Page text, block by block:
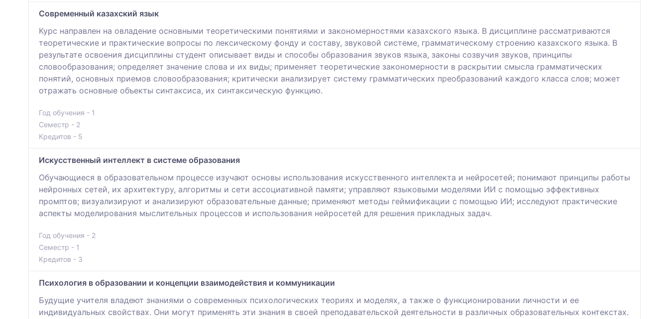
Современный казахский язык
Курс направлен на овладение основными теоретическими понятиями и закономерностями казахского языка. В дисциплине рассматриваются
теоретические и практические вопросы по лексическому фонду и составу, звуковой системе, грамматическому строению казахского языка. В
результате освоения дисциплины студент описывает виды и способы образования звуков языка, законы созвучия звуков, принципы
словообразования; определяет значение слова и их виды; применяет теоретические закономерности в раскрытии смысла грамматических
понятий, основных приемов словообразования; критически анализирует систему грамматических преобразований каждого класса слов; может
отражать основные объекты синтаксиса, их синтаксическую функцию.
Год обучения - 1
Семестр - 2
Кредитов - 5
Искусственный интеллект в системе образования
Обучающиеся в образовательном процессе изучают основы использования искусственного интеллекта и нейросетей; понимают принципы работы
нейронных сетей, их архитектуру, алгоритмы и сети ассоциативной памяти; управляют языковыми моделями ИИ с помощью эффективных
промптов; визуализируют и анализируют образовательные данные; применяют методы геймификации с помощью ИИ; исследуют практические
аспекты моделирования мыслительных процессов и использования нейросетей для решения прикладных задач.
Год обучения - 2
Семестр - 1
Кредитов - 3
Психология в образовании и концепции взаимодействия и коммуникации
Будущие учителя владеют знаниями о современных психологических теориях и моделях, а также о функционировании личности и ее
индивидуальных свойствах. Они могут применять эти знания в своей преподавательской деятельности в различных образовательных контекстах.